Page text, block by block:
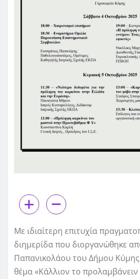
Με ιδιαίτερη επιτυχία
διημερίδα που διοργανώθηκε
Παπανικολάου του Δήμου Κύμης
θέμα «Κάλλιον το προλαμβάνειν